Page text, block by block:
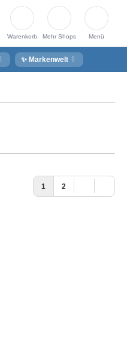
Warenkorb Mehr Shops Menü
✨ Markenwelt
1 2